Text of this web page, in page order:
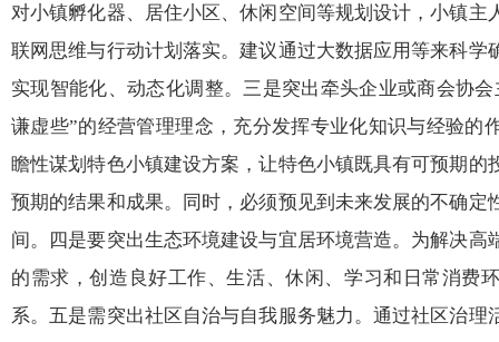
对小镇孵化器、居住小区、休闲空间等规划设计，小镇主
联网思维与行动计划落实。建议通过大数据应用等来科学
实现智能化、动态化调整。三是突出牵头企业或商会协
谦虚些”的经营管理理念，充分发挥专业化知识与经验的
瞻性谋划特色小镇建设方案，让特色小镇既具有可预期的
预期的结果和成果。同时，必须预见到未来发展的不确定
间。四是要突出生态环境建设与宜居环境营造。为解决高
的需求，创造良好工作、生活、休闲、学习和日常消费
系。五是需突出社区自治与自我服务魅力。通过社区治理